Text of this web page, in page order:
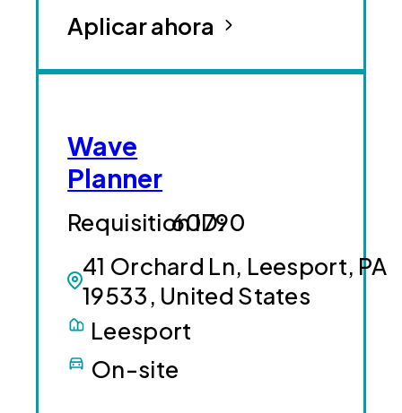
Aplicar ahora
Wave
Planner
41 Orchard Ln, Leesport, PA
19533, United States
60790
Leesport
On-site